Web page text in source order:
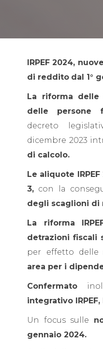
IRPEF 2024,
di reddito dal 1°
La riforma
delle persone
decreto
dicembre 2023
di calcolo.
Le aliquote
3, con la
degli scaglioni di
La riforma
detrazioni fiscali
per effetto delle
area per i
Confermato
integrativo IRPEF,
Un focus sulle
gennaio 2024.